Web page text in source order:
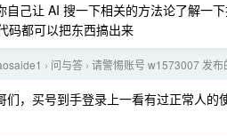
自己让 AI 搜一下相关的方法论了解一
码都可以把东西搞出来
› 问与答 › 请警惕账号 w1573007 发布
们，买号到手登录上一看有过正常人